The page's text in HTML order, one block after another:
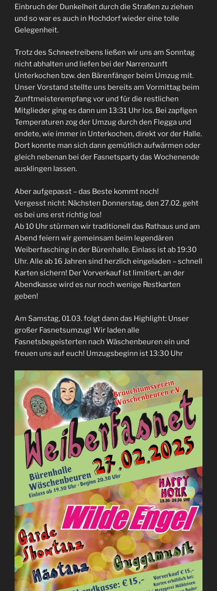
Einbruch der Dunkelheit durch die Straßen zu ziehen
und so war es auch in Hochdorf wieder eine tolle
Gelegenheit.
Trotz des Schneetreibens ließen wir uns am Sonntag
nicht abhalten und liefen bei der Narrenzunft
Unterkochen bzw. den Bärenfänger beim Umzug mit.
Unser Vorstand stellte uns bereits am Vormittag beim
Zunftmeisterempfang vor und für die restlichen
Mitglieder ging es dann um 13:31 Uhr los. Bei zapfigen
Temperaturen zog der Umzug durch den Flegga und
endete, wie immer in Unterkochen, direkt vor der Halle.
Dort konnte man sich dann gemütlich aufwärmen oder
gleich nebenan bei der Fasnetsparty das Wochenende
ausklingen lassen.
Aber aufgepasst – das Beste kommt noch!
Vergesst nicht: Nächsten Donnerstag, den 27.02. geht
es bei uns erst richtig los!
Ab 10 Uhr stürmen wir traditionell das Rathaus und am
Abend feiern wir gemeinsam beim legendären
Weiberfasching in der Bürenhalle. Einlass ist ab 19:30
Uhr. Alle ab 16 Jahren sind herzlich eingeladen – schnell
Karten sichern! Der Vorverkauf ist limitiert, an der
Abendkasse wird es nur noch wenige Restkarten
geben!
Am Samstag, 01.03. folgt dann das Highlight: Unser
großer Fasnetsumzug! Wir laden alle
Fasnetsbegeisterten nach Wäschenbeuren ein und
freuen uns auf euch! Umzugsbeginn ist 13:30 Uhr